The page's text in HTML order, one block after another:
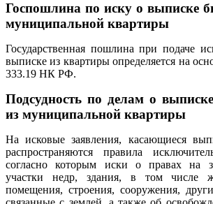
Госпошлина по иску о выписке
муниципальной квартиры
Государственная пошлина при подаче
выписке из квартиры определяется на
333.19 НК РФ.
Подсудность по делам о
из муниципальной квартиры
На исковые заявления, касающиеся
распространяются правила
согласно которым иски о правах на
участки недр, здания, в том числе
помещения, строения, сооружения,